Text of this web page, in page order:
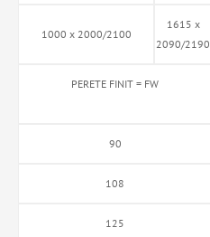
1000 x 2000/2100
1615 x
2090/2190
PERETE FINIT = FW
90
108
125